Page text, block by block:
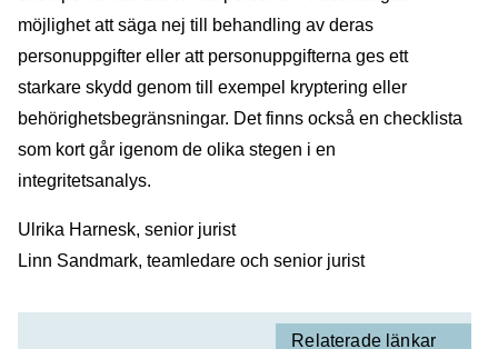
möjlighet att säga nej till behandling av deras
personuppgifter eller att personuppgifterna ges ett
starkare skydd genom till exempel kryptering eller
behörighetsbegränsningar. Det finns också en checklista
som kort går igenom de olika stegen i en
integritetsanalys.
Ulrika Harnesk, senior jurist
Linn Sandmark, teamledare och senior jurist
Relaterade länkar